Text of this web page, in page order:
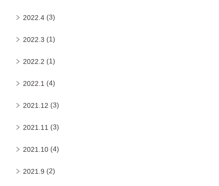
2022.4 (3)
2022.3 (1)
2022.2 (1)
2022.1 (4)
2021.12 (3)
2021.11 (3)
2021.10 (4)
2021.9 (2)